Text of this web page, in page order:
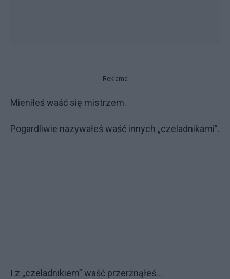
Reklama
Mieniłeś waść się mistrzem.
Pogardliwie nazywałeś waść innych „czeladnikami”.
I z „czeladnikiem” waść przerżnąłeś…